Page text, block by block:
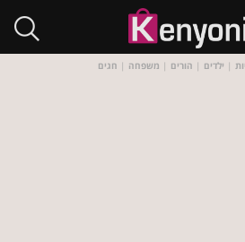
| ילדים | הורים | משפחה | חגים